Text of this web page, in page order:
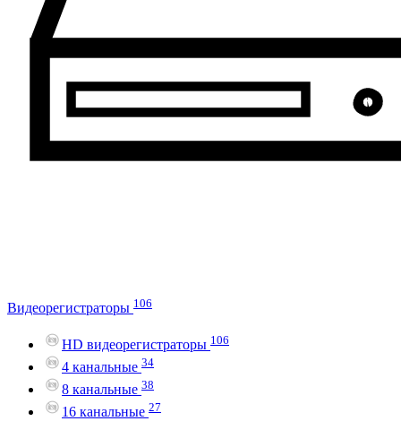
Видеорегистраторы 106
HD видеорегистраторы 106
4 канальные 34
8 канальные 38
16 канальные 27